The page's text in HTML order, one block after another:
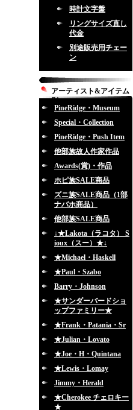
時計文字盤
リングサイズ直し
代金
別途販売用チェー
ン
アーティスト&アイテム
別
PineRidge・Museum
Special・Collection
PineRidge・Push Item
他部族故人作家作品
Awards(賞)・作品
ホピ族SALE商品
ズニ族SALE商品（1部
ナバホ商品）
他部族SALE商品
↓★Lakota（ラコタ） S
ioux（スー）★↓
★Michael・Haskell
★Paul・Szabo
Barry・Johnson
★サンダーバードショ
ップファミリー★
★Frank・Patania・Sr
★Julian・Lovato
★Joe・H・Quintana
★Lewis・Lomay
Jimmy・Herald
★Cherokee チェロキー
★